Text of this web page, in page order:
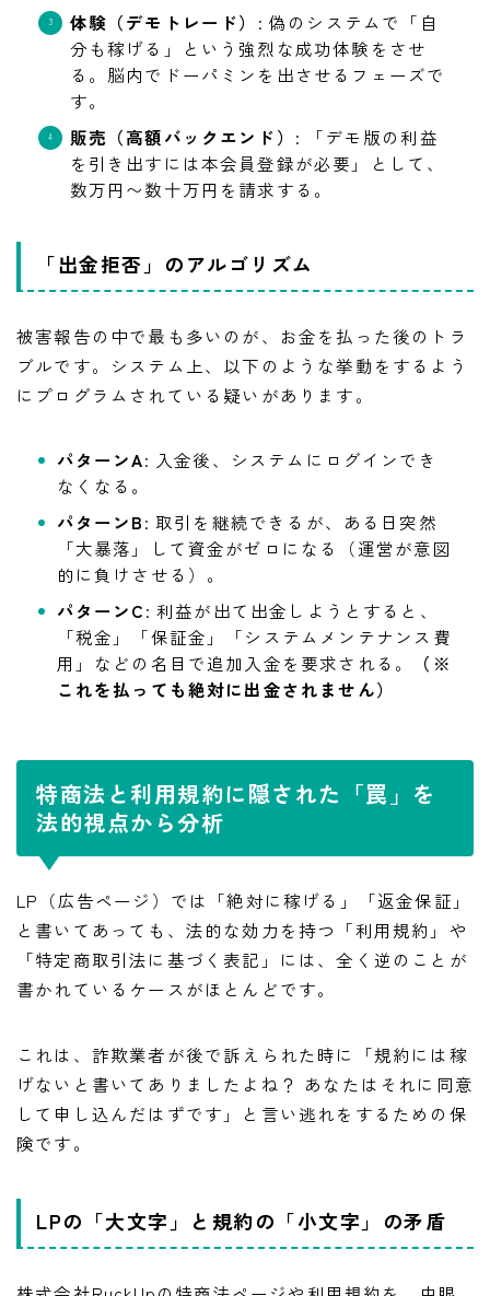
体験（デモトレード） : 偽のシステムで「自
分も稼げる」という強烈な成功体験をさせ
る。脳内でドーパミンを出させるフェーズで
す。
販売（高額バックエンド） : 「デモ版の利益
を引き出すには本会員登録が必要」として、
数万円〜数十万円を請求する。
「出金拒否」のアルゴリズム
被害報告の中で最も多いのが、お金を払った後のトラ
ブルです。システム上、以下のような挙動をするよう
にプログラムされている疑いがあります。
パターンA: 入金後、システムにログインでき
なくなる。
パターンB: 取引を継続できるが、ある日突然
「大暴落」して資金がゼロになる（運営が意図
的に負けさせる）。
パターンC: 利益が出て出金しようとすると、
「税金」「保証金」「システムメンテナンス費
用」などの名目で追加入金を要求される。
（※
これを払っても絶対に出金されません）
特商法と利用規約に隠された「罠」を
法的視点から分析
LP（広告ページ）では「絶対に稼げる」「返金保証」
と書いてあっても、法的な効力を持つ「利用規約」や
「特定商取引法に基づく表記」には、全く逆のことが
書かれているケースがほとんどです。
これは、詐欺業者が後で訴えられた時に「規約には稼
げないと書いてありましたよね？ あなたはそれに同意
して申し込んだはずです」と言い逃れをするための保
険です。
LPの「大文字」と規約の「小文字」の矛盾